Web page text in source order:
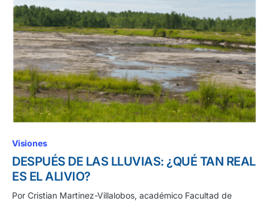
Visiones
DESPUÉS DE LAS LLUVIAS: ¿QUÉ TAN REAL
ES EL ALIVIO?
Por Cristian Martinez-Villalobos, académico Facultad de